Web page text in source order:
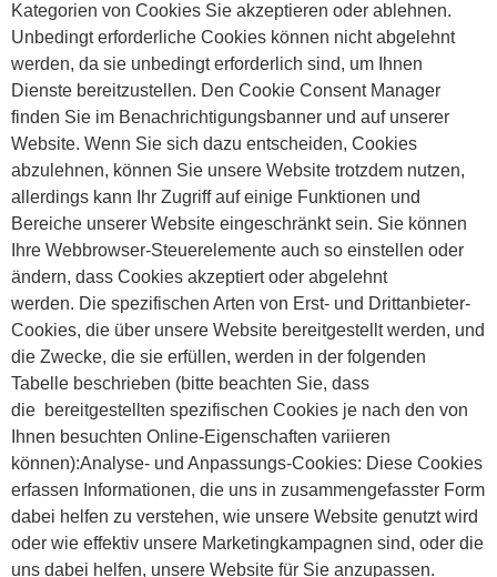
Kategorien von Cookies Sie akzeptieren oder ablehnen.
Unbedingt erforderliche Cookies können nicht abgelehnt
werden, da sie unbedingt erforderlich sind, um Ihnen
Dienste bereitzustellen. Den Cookie Consent Manager
finden Sie im Benachrichtigungsbanner und auf unserer
Website. Wenn Sie sich dazu entscheiden, Cookies
abzulehnen, können Sie unsere Website trotzdem nutzen,
allerdings kann Ihr Zugriff auf einige Funktionen und
Bereiche unserer Website eingeschränkt sein. Sie können
Ihre Webbrowser-Steuerelemente auch so einstellen oder
ändern, dass Cookies akzeptiert oder abgelehnt
werden. Die spezifischen Arten von Erst- und Drittanbieter-
Cookies, die über unsere Website bereitgestellt werden, und
die Zwecke, die sie erfüllen, werden in der folgenden
Tabelle beschrieben (bitte beachten Sie, dass
die bereitgestellten spezifischen Cookies je nach den von
Ihnen besuchten Online-Eigenschaften variieren
können):Analyse- und Anpassungs-Cookies: Diese Cookies
erfassen Informationen, die uns in zusammengefasster Form
dabei helfen zu verstehen, wie unsere Website genutzt wird
oder wie effektiv unsere Marketingkampagnen sind, oder die
uns dabei helfen, unsere Website für Sie anzupassen.